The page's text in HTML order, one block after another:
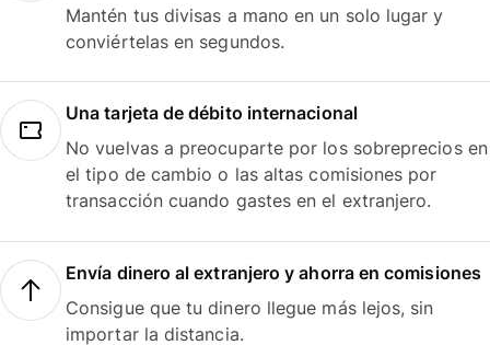
Mantén tus divisas a mano en un solo lugar y
conviértelas en segundos.
Una tarjeta de débito internacional
No vuelvas a preocuparte por los sobreprecios en
el tipo de cambio o las altas comisiones por
transacción cuando gastes en el extranjero.
Envía dinero al extranjero y ahorra en comisiones
Consigue que tu dinero llegue más lejos, sin
importar la distancia.